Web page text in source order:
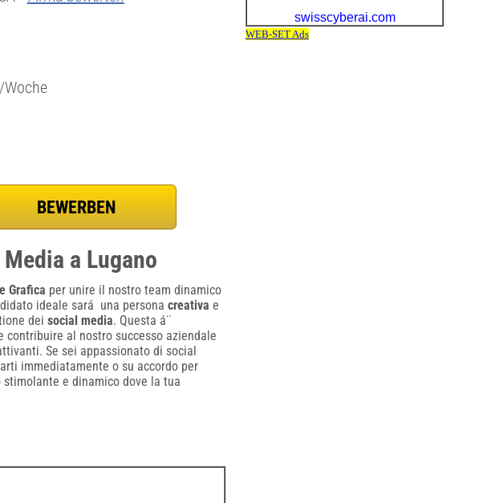
Woche
a Lugano
Grafica per unire il nostro team dinamico
ideale sará una persona creativa e
dei social media. Questa á¨
al nostro successo aziendale
Se sei appassionato di social
immediatamente o su accordo per
e dinamico dove la tua